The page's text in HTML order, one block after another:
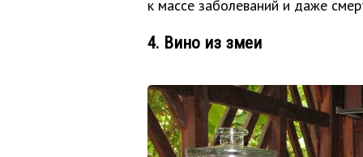
к массе заболеваний и даже
4. Вино из змеи